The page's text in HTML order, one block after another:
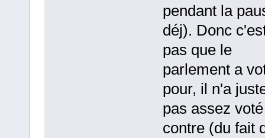
pendant la
déj). Donc
pas que le
parlement a
pour, il n'a
pas assez voté
contre (du fait